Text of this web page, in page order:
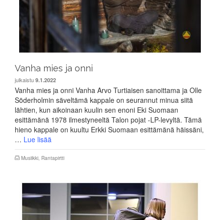
Vanha mies ja onni
julkaistu 9.1.2022
Vanha mies ja onni Vanha Arvo Turtiaisen sanoittama ja Olle
Söderholmin säveltämä kappale on seurannut minua siitä
lähtien, kun aikoinaan kuulin sen enoni Eki Suomaan
esittämänä 1978 ilmestyneeltä Talon pojat -LP-levyltä. Tämä
hieno kappale on kuultu Erkki Suomaan esittämänä häissäni,
… Lue lisää
Musiikki, Rantapirtti